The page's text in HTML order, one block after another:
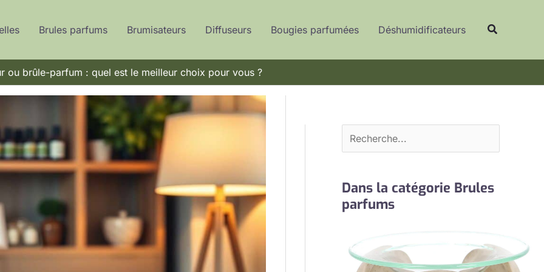
Brules parfums Brumisateurs Diffuseurs Bougies parfumées Déshumidificateurs
ou brûle-parfum : quel est le meilleur choix pour vous ?
e
e
c
r
Dans la catégorie Brules
parfums